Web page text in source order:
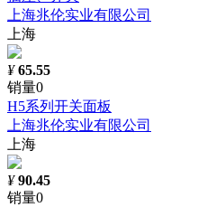
上海兆伦实业有限公司
上海
¥ 65.55
销量0
H5系列开关面板
上海兆伦实业有限公司
上海
¥ 90.45
销量0